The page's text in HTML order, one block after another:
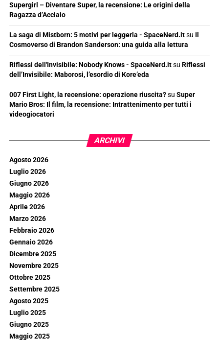
Supergirl – Diventare Super, la recensione: Le origini della
Ragazza d’Acciaio
La saga di Mistborn: 5 motivi per leggerla - SpaceNerd.itsu Il
Cosmoverso di Brandon Sanderson: una guida alla lettura
Riflessi dell'Invisibile: Nobody Knows - SpaceNerd.itsu Riflessi
dell’Invisibile: Maborosi, l’esordio di Kore’eda
007 First Light, la recensione: operazione riuscita?su Super
Mario Bros: Il film, la recensione: Intrattenimento per tutti i
videogiocatori
ARCHIVI
Agosto 2026
Luglio 2026
Giugno 2026
Maggio 2026
Aprile 2026
Marzo 2026
Febbraio 2026
Gennaio 2026
Dicembre 2025
Novembre 2025
Ottobre 2025
Settembre 2025
Agosto 2025
Luglio 2025
Giugno 2025
Maggio 2025